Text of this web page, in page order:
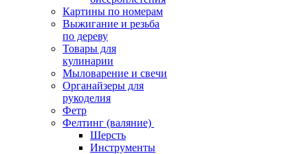
Картины по номерам
Выжигание и резьба
по дереву
Товары для
кулинарии
Мыловарение и свечи
Органайзеры для
рукоделия
Фетр
Фелтинг (валяние)
Шерсть
Инструменты